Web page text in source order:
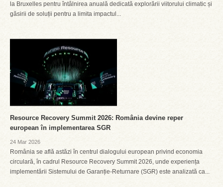
la Bruxelles pentru întâlnirea anuală dedicată explorării viitorului climatic și
găsirii de soluții pentru a limita impactul...
Resource Recovery Summit 2026: România devine reper
european în implementarea SGR
24 Mar 2026
România se află astăzi în centrul dialogului european privind economia
circulară, în cadrul Resource Recovery Summit 2026, unde experiența
implementării Sistemului de Garanție-Returnare (SGR) este analizată ca...